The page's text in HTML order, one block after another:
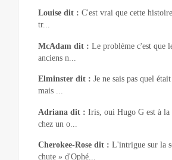
Louise dit : C'est vrai que cette
tr...
McAdam dit : Le problème c'est que
anciens n...
Elminster dit : Je ne sais pas quel
mais ...
Adriana dit : Iris, oui Hugo G est à la
chez un o...
Cherokee-Rose dit : L'intrigue sur la
chute » d'Ophé...